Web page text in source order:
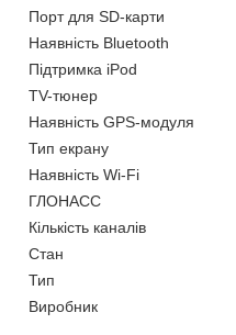
Порт для SD-карти
Наявність Bluetooth
Підтримка iPod
TV-тюнер
Наявність GPS-модуля
Тип екрану
Наявність Wi-Fi
ГЛОНАСС
Кількість каналів
Стан
Тип
Виробник